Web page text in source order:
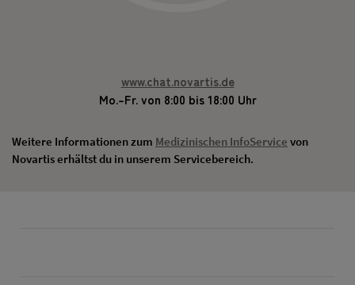
www.chat.novartis.de
Mo.–Fr. von 8:00 bis 18:00 Uhr
Weitere Informationen zum Medizinischen InfoService von
Novartis erhältst du in unserem Servicebereich.